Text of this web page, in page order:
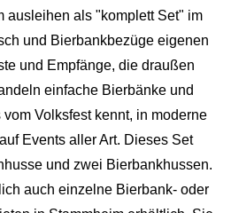
ausleihen als "komplett Set" im
und Bierbankbezüge eigenen
und Empfänge, die draußen
einfache Bierbänke und
Volksfest kennt, in moderne
Events aller Art. Dieses Set
und zwei Bierbankhussen.
auch einzelne Bierbank- oder